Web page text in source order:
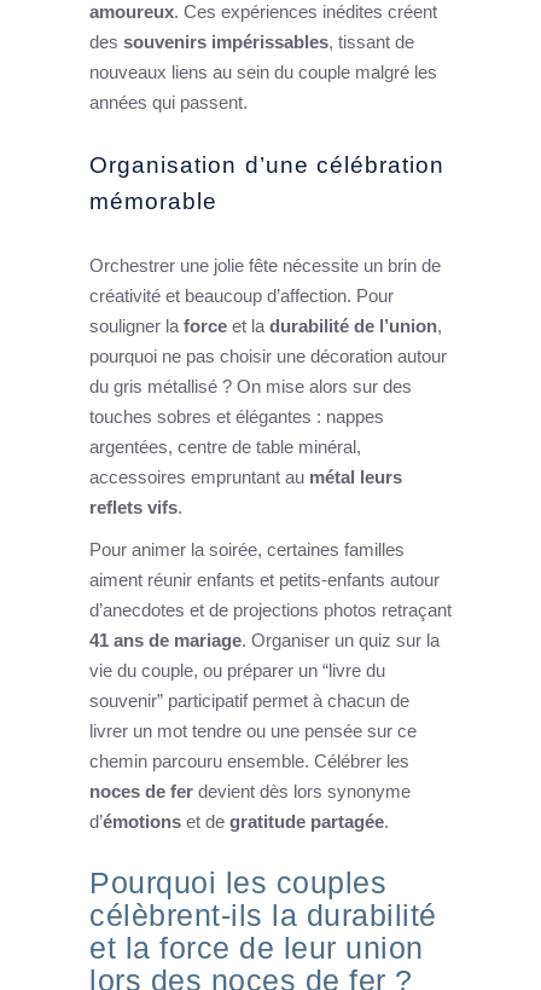
amoureux. Ces expériences inédites créent
des souvenirs impérissables, tissant de
nouveaux liens au sein du couple malgré les
années qui passent.
Organisation d’une célébration
mémorable
Orchestrer une jolie fête nécessite un brin de
créativité et beaucoup d’affection. Pour
souligner laforce et ladurabilité de l’union,
pourquoi ne pas choisir une décoration autour
du gris métallisé ? On mise alors sur des
touches sobres et élégantes : nappes
argentées, centre de table minéral,
accessoires empruntant au métal leurs
reflets vifs.
Pour animer la soirée, certaines familles
aiment réunir enfants et petits-enfants autour
d’anecdotes et de projections photos retraçant
41 ans de mariage. Organiser un quiz sur la
vie du couple, ou préparer un “livre du
souvenir” participatif permet à chacun de
livrer un mot tendre ou une pensée sur ce
chemin parcouru ensemble. Célébrer les
noces de fer devient dès lors synonyme
d’émotions et de gratitude partagée.
Pourquoi les couples
célèbrent-ils la durabilité
et la force de leur union
lors des noces de fer ?